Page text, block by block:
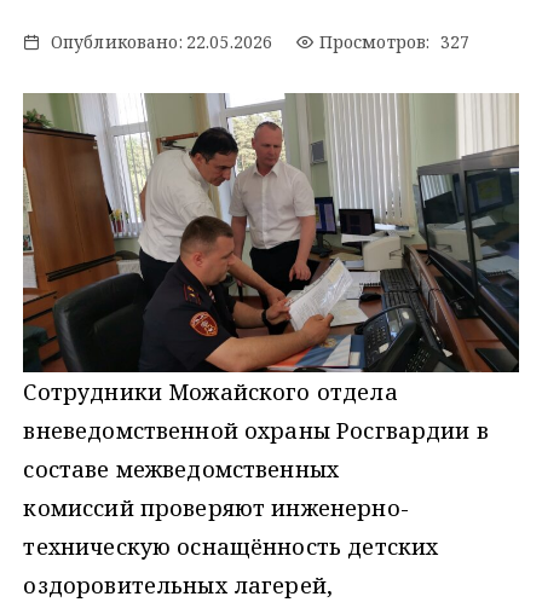
Опубликовано: 22.05.2026 Просмотров: 327
Сотрудники Можайского отдела
вневедомственной охраны Росгвардии в
составе межведомственных
комиссий проверяют инженерно-
техническую оснащённость детских
оздоровительных лагерей,